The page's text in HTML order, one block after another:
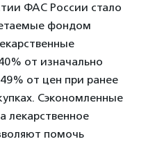
ФАС России стало
фондом
от изначально
от цен при ранее
Сэкономленные
лекарственное
помочь